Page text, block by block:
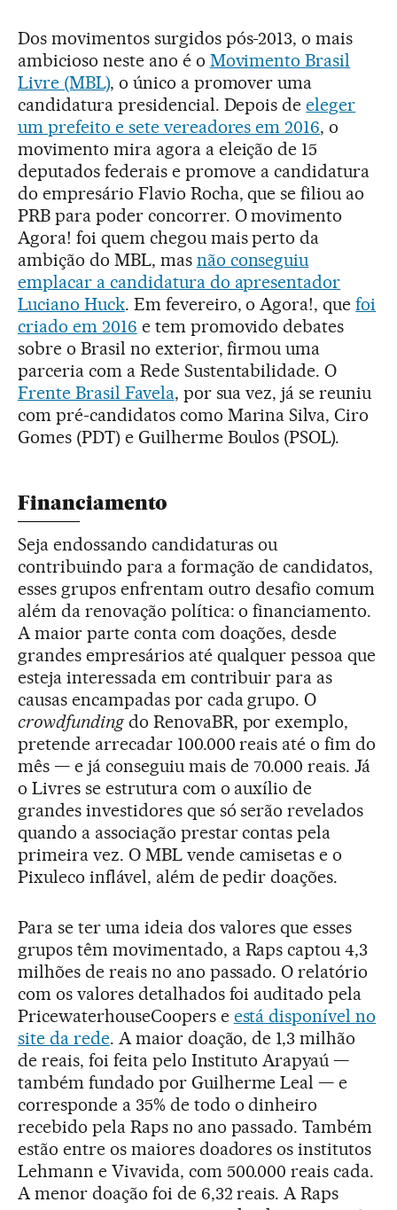
Dos movimentos surgidos pós-2013, o mais
ambicioso neste ano é o Movimento Brasil
Livre (MBL), o único a promover uma
candidatura presidencial. Depois deeleger
um prefeito e sete vereadores em 2016, o
movimento mira agora a eleição de 15
deputados federais e promove a candidatura
do empresário Flavio Rocha, que se filiou ao
PRB para poder concorrer. O movimento
Agora! foi quem chegou mais perto da
ambição do MBL, mas não conseguiu
emplacar a candidatura do apresentador
Luciano Huck. Em fevereiro, o Agora!, quefoi
criado em 2016 e tem promovido debates
sobre o Brasil no exterior, firmou uma
parceria com a Rede Sustentabilidade. O
Frente Brasil Favela, por sua vez, já se reuniu
com pré-candidatos como Marina Silva, Ciro
Gomes (PDT) e Guilherme Boulos (PSOL).
Financiamento
Seja endossando candidaturas ou
contribuindo para a formação de candidatos,
esses grupos enfrentam outro desafio comum
além da renovação política: o financiamento.
A maior parte conta com doações, desde
grandes empresários até qualquer pessoa que
esteja interessada em contribuir para as
causas encampadas por cada grupo. O
crowdfundingdo RenovaBR, por exemplo,
pretende arrecadar 100.000 reais até o fim do
mês — e já conseguiu mais de 70.000 reais. Já
o Livres se estrutura com o auxílio de
grandes investidores que só serão revelados
quando a associação prestar contas pela
primeira vez. O MBL vende camisetas e o
Pixuleco inflável, além de pedir doações.
Para se ter uma ideia dos valores que esses
grupos têm movimentado, a Raps captou 4,3
milhões de reais no ano passado. O relatório
com os valores detalhados foi auditado pela
PricewaterhouseCoopers e está disponível no
site da rede. A maior doação, de 1,3 milhão
de reais, foi feita pelo Instituto Arapyaú —
também fundado por Guilherme Leal — e
corresponde a 35% de todo o dinheiro
recebido pela Raps no ano passado. Também
estão entre os maiores doadores os institutos
Lehmann e Vivavida, com 500.000 reais cada.
A menor doação foi de 6,32 reais. A Raps